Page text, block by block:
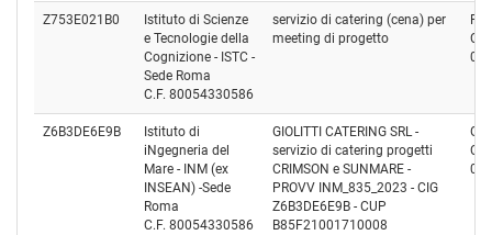
Z753E021B0
Istituto di Scienze
e Tecnologie della
Cognizione - ISTC -
Sede Roma
C.F. 80054330586
servizio di catering (cena) per
meeting di progetto
Z6B3DE6E9B
Istituto di
iNgegneria del
Mare - INM (ex
INSEAN) -Sede
Roma
C.F. 80054330586
GIOLITTI CATERING SRL -
servizio di catering progetti
CRIMSON e SUNMARE -
PROVV INM_835_2023 - CIG
Z6B3DE6E9B - CUP
B85F21001710008